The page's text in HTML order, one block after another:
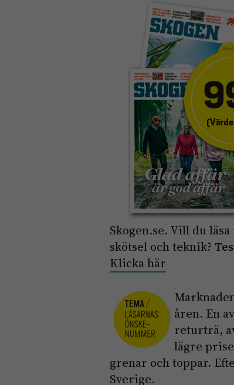
Skogen.se. Vill du
skötsel och teknik?
Klicka här
åren. En
returträ,
lägre
grenar och toppar.
Sverige.